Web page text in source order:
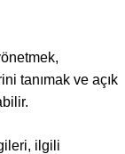
tanımak ve açık
ilgili